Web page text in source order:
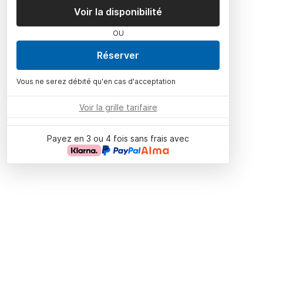
Voir la disponibilité
OU
Réserver
Vous ne serez débité qu'en cas d'acceptation
Voir la grille tarifaire
Payez en 3 ou 4 fois sans frais avec